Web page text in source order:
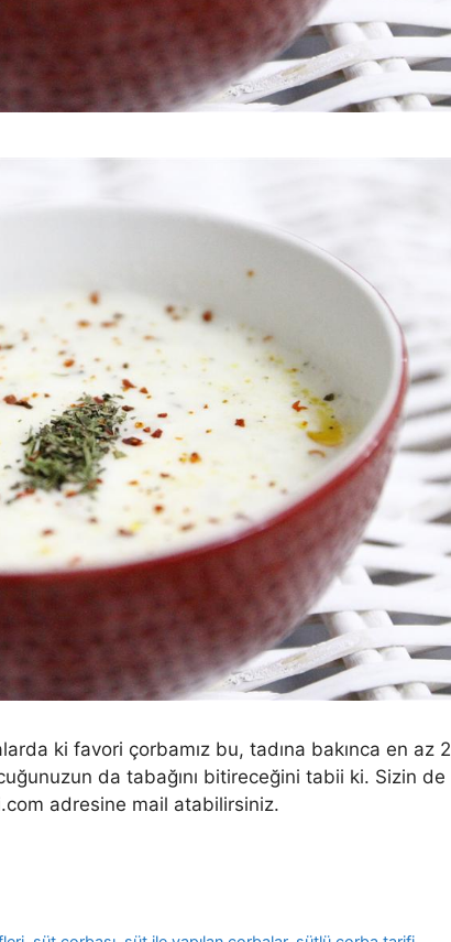
ki favori çorbamız bu, tadına bakınca en az 2
da tabağını bitireceğini tabii ki. Sizin de
adresine mail atabilirsiniz.